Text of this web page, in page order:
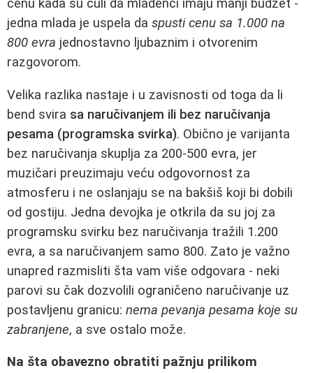
cenu kada su čuli da mladenci imaju manji budžet -
jedna mlada je uspela da spusti cenu sa 1.000 na
800 evra jednostavno ljubaznim i otvorenim
razgovorom.
Velika razlika nastaje i u zavisnosti od toga da li
bend svira sa naručivanjem ili bez naručivanja
pesama (programska svirka). Obično je varijanta
bez naručivanja skuplja za 200-500 evra, jer
muzičari preuzimaju veću odgovornost za
atmosferu i ne oslanjaju se na bakšiš koji bi dobili
od gostiju. Jedna devojka je otkrila da su joj za
programsku svirku bez naručivanja tražili 1.200
evra, a sa naručivanjem samo 800. Zato je važno
unapred razmisliti šta vam više odgovara - neki
parovi su čak dozvolili ograničeno naručivanje uz
postavljenu granicu: nema pevanja pesama koje su
zabranjene, a sve ostalo može.
Na šta obavezno obratiti pažnju prilikom